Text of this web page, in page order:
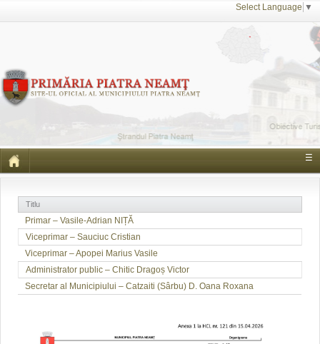
Select Language ▼
☰
Titlu
Primar – Vasile-Adrian NIȚĂ
Viceprimar – Sauciuc Cristian
Viceprimar – Apopei Marius Vasile
Administrator public – Chitic Dragoș Victor
Secretar al Municipiului – Catzaiti (Sârbu) D. Oana Roxana